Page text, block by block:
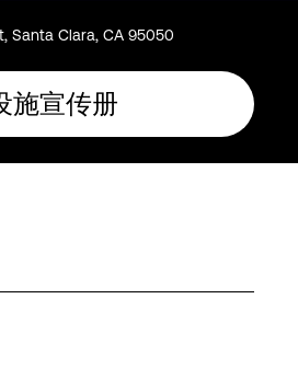
Santa Clara, CA 95050
施宣传册